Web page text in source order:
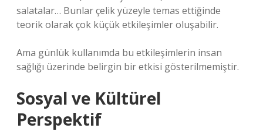
salatalar… Bunlar çelik yüzeyle temas ettiğinde
teorik olarak çok küçük etkileşimler oluşabilir.
Ama günlük kullanımda bu etkileşimlerin insan
sağlığı üzerinde belirgin bir etkisi gösterilmemiştir.
Sosyal ve Kültürel
Perspektif